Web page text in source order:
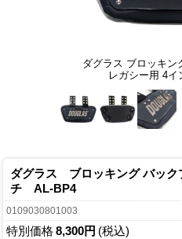
ダグラス ブロッキン
レガシー用 4イ
ダグラス ブロッキング バッ
チ AL-BP4
0109030801003
特別価格 8,300円 (税込)